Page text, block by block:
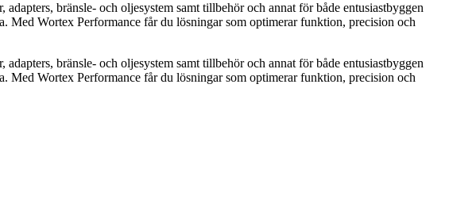
bränsle- och oljesystem samt tillbehör och annat för både entusiastbyggen
Med Wortex Performance får du lösningar som optimerar funktion, precision och
bränsle- och oljesystem samt tillbehör och annat för både entusiastbyggen
Med Wortex Performance får du lösningar som optimerar funktion, precision och